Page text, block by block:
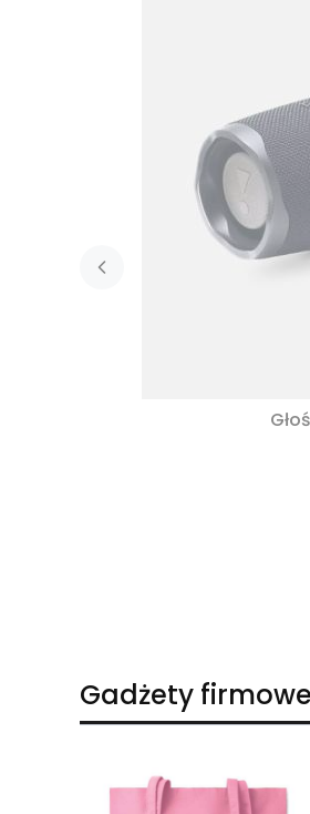
Gadżety